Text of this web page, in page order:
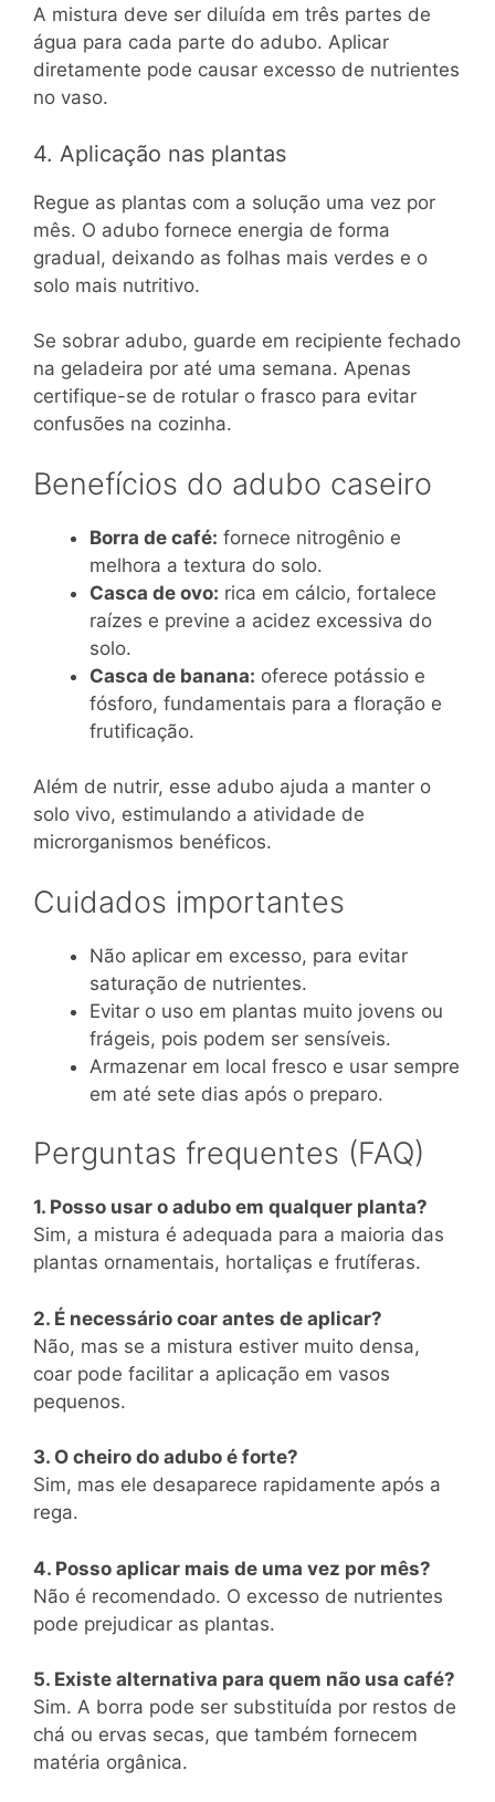
A mistura deve ser diluída em três partes de
água para cada parte do adubo. Aplicar
diretamente pode causar excesso de nutrientes
no vaso.
4. Aplicação nas plantas
Regue as plantas com a solução uma vez por
mês. O adubo fornece energia de forma
gradual, deixando as folhas mais verdes e o
solo mais nutritivo.
Se sobrar adubo, guarde em recipiente fechado
na geladeira por até uma semana. Apenas
certifique-se de rotular o frasco para evitar
confusões na cozinha.
Benefícios do adubo caseiro
Borra de café: fornece nitrogênio e
melhora a textura do solo.
Casca de ovo: rica em cálcio, fortalece
raízes e previne a acidez excessiva do
solo.
Casca de banana: oferece potássio e
fósforo, fundamentais para a floração e
frutificação.
Além de nutrir, esse adubo ajuda a manter o
solo vivo, estimulando a atividade de
microrganismos benéficos.
Cuidados importantes
Não aplicar em excesso, para evitar
saturação de nutrientes.
Evitar o uso em plantas muito jovens ou
frágeis, pois podem ser sensíveis.
Armazenar em local fresco e usar sempre
em até sete dias após o preparo.
Perguntas frequentes (FAQ)
1. Posso usar o adubo em qualquer planta?
Sim, a mistura é adequada para a maioria das
plantas ornamentais, hortaliças e frutíferas.
2. É necessário coar antes de aplicar?
Não, mas se a mistura estiver muito densa,
coar pode facilitar a aplicação em vasos
pequenos.
3. O cheiro do adubo é forte?
Sim, mas ele desaparece rapidamente após a
rega.
4. Posso aplicar mais de uma vez por mês?
Não é recomendado. O excesso de nutrientes
pode prejudicar as plantas.
5. Existe alternativa para quem não usa café?
Sim. A borra pode ser substituída por restos de
chá ou ervas secas, que também fornecem
matéria orgânica.